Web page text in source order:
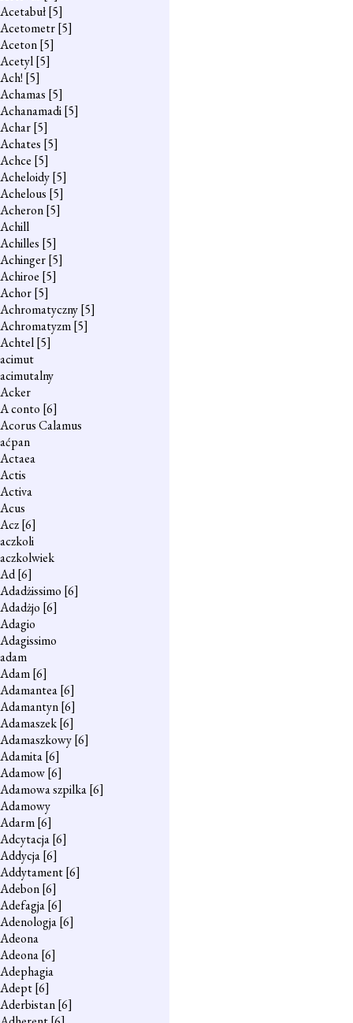
Acetabuł[5]
Acetometr[5]
Aceton[5]
Acetyl[5]
Ach! [5]
Achamas [5]
Achanamadi[5]
Achar[5]
Achates [5]
Achce [5]
Acheloidy[5]
Achelous [5]
Acheron[5]
Achill
Achilles [5]
Achinger[5]
Achiroe [5]
Achor[5]
Achromatyczny[5]
Achromatyzm[5]
Achtel[5]
acimut
acimutalny
Acker
A conto [6]
Acorus Calamus
aćpan
Actaea
Actis
Activa
Acus
Acz[6]
aczkoli
aczkolwiek
Ad[6]
Adadżissimo [6]
Adadżjo [6]
Adagio
Adagissimo
adam
Adam[6]
Adamantea[6]
Adamantyn[6]
Adamaszek[6]
Adamaszkowy[6]
Adamita[6]
Adamow[6]
Adamowa szpilka[6]
Adamowy
Adarm[6]
Adcytacja[6]
Addycja[6]
Addytament[6]
Adebon[6]
Adefagja[6]
Adenologja[6]
Adeona
Adeona[6]
Adephagia
Adept[6]
Aderbistan[6]